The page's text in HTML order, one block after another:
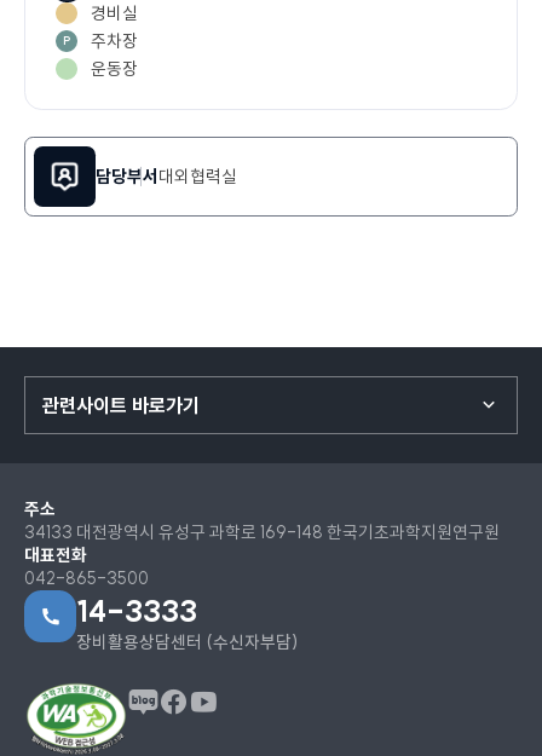
경비실
주차장
운동장
담당부서 대외협력실
관련사이트 바로가기
주소
34133 대전광역시 유성구 과학로 169-148 한국기초과학지원연구원
대표전화
042-865-3500
14-3333
장비활용상담센터 (수신자부담)
블로그페이스북